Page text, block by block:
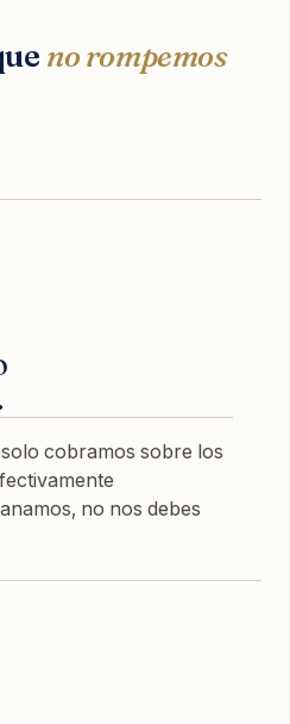
no rompemos
cobramos sobre los
no nos debes